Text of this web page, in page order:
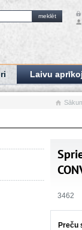
meklēt
Laivu
3462
Preču